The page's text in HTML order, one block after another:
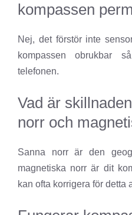
kompassen
Nej, det förstör inte
kompassen obrukbar
telefonen.
Vad är
norr och
Sanna norr är den
magnetiska norr är dit
kan ofta korrigera för detta